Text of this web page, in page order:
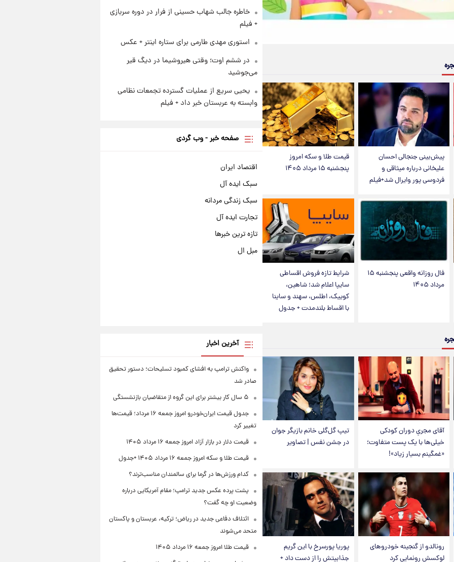
پیش‌بینی جنجالی احسان
علیخانی درباره میثاقی و
فردوسی پور وایرال شد+فیلم
قیمت طلا و سکه امروز
پنجشنبه ۱۵ مرداد ۱۴۰۵
فال روزانه واقعی پنجشنبه ۱۵
مرداد ۱۴۰۵
شرایط تازه فروش اقساطی
سایپا اعلام شد؛ شاهین،
کوییک، اطلس، سهند و ساینا
با اقساط بلندمدت + جدول
آقای مجریِ دوران کودکی
خیلی‌ها با یک پست متفاوت؛
«غمگینم بسیار زیاد»!
تیپ گل‌گلی خانم بازیگر جوان
در جشن نفس | تصاویر
رونالدو از گنجینه خودروهای
لوکسش رونمایی کرد
پوریا پورسرخ با این گریم
جذابیتش را از دست داد +
خاطره جالب شهاب حسینی از فرار در دوره سربازی
+ فیلم
استوری مهدی طارمی برای ستاره اینتر + عکس
در ششم اوت؛ وقتی هیروشیما در دیگ قیر
می‌جوشید
یحیی سریع از عملیات گسترده تجمعات نظامی
وابسته به عربستان خبر داد + فیلم
صفحه خبر - وب گردی
اقتصاد ایران
سبک ایده آل
سبک زندگی مردانه
تجارت ایده آل
تازه ترین خبرها
مبل ال
آخرین اخبار
واکنش ترامپ به افشای کمبود تسلیحات؛ دستور تحقیق
صادر شد
۵ سال کار بیشتر برای این گروه از متقاضیان بازنشستگی
جدول قیمت ایران‌خودرو امروز جمعه ۱۶ مرداد؛ قیمت‌ها
تغییر کرد
قیمت دلار در بازار آزاد امروز جمعه ۱۶ مرداد ۱۴۰۵
قیمت طلا و سکه امروز جمعه ۱۶ مرداد ۱۴۰۵ +جدول
کدام ورزش‌ها در گرما برای سالمندان مناسب‌ترند؟
پشت پرده عکس جدید ترامپ؛ مقام آمریکایی درباره
وضعیت او چه گفت؟
ائتلاف دفاعی جدید در ریاض؛ ترکیه، عربستان و پاکستان
متحد می‌شوند
قیمت طلا امروز جمعه ۱۶ مرداد ۱۴۰۵